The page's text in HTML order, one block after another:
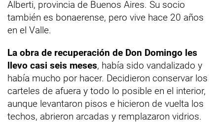
Alberti, provincia de Buenos Aires. Su socio
también es bonaerense, pero vive hace 20 años
en el Valle.
La obra de recuperación de Don Domingo les
llevo casi seis meses, había sido vandalizado y
había mucho por hacer. Decidieron conservar los
carteles de afuera y todo lo posible en el interior,
aunque levantaron pisos e hicieron de vuelta los
techos, abrieron arcadas y remplazaron vidrios.